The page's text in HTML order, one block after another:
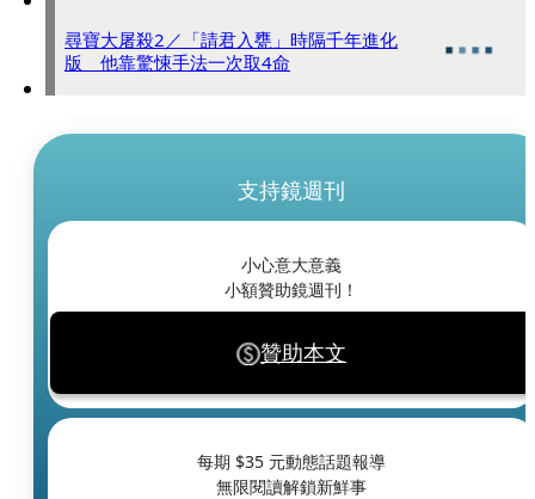
尋寶大屠殺2／「請君入甕」時隔千年進化
版 他靠驚悚手法一次取4命
支持鏡週刊
小心意大意義
小額贊助鏡週刊！
贊助本文
每期 $35 元動態話題報導
無限閱讀解鎖新鮮事